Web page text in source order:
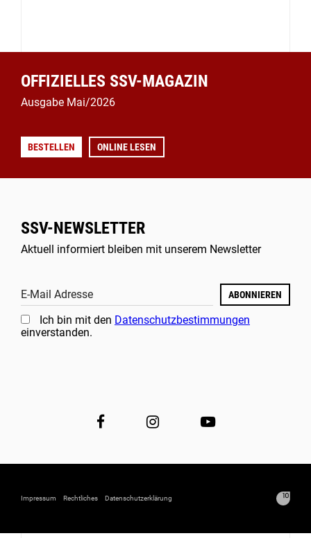
OFFIZIELLES SSV-MAGAZIN
Ausgabe Mai/2026
BESTELLEN ONLINE LESEN
SSV-NEWSLETTER
Aktuell informiert bleiben mit unserem Newsletter
E-Mail Adresse ABONNIEREN
Ich bin mit den Datenschutzbestimmungen
einverstanden.
Impressum Rechtliches Datenschutzerklärung